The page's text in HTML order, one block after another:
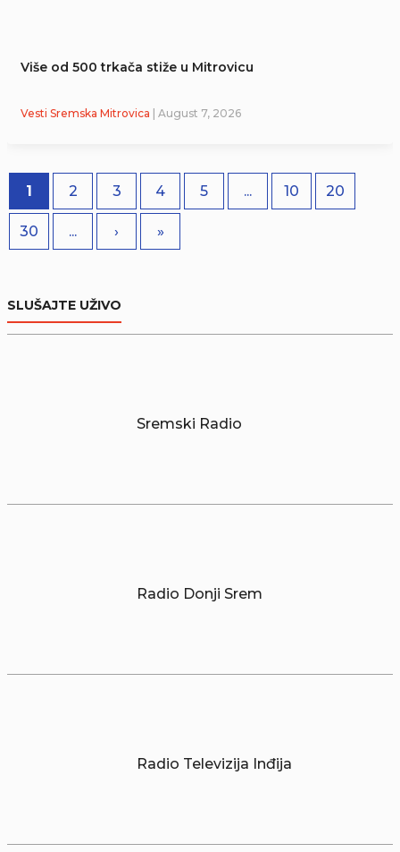
Više od 500 trkača stiže u Mitrovicu
Vesti Sremska Mitrovica | August 7, 2026
1 2 3 4 5 ... 10 20
30 ... › »
SLUŠAJTE UŽIVO
Sremski Radio
Radio Donji Srem
Radio Televizija Inđija